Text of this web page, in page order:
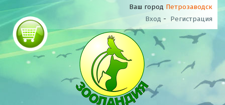
Ваш город Петрозаводск
Вход - Регистрация